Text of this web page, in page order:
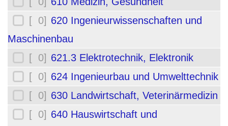
[ 0] 620 Ingenieurwissenschaften und
Maschinenbau
[ 0] 621.3 Elektrotechnik, Elektronik
[ 0] 624 Ingenieurbau und Umwelttechnik
[ 0] 630 Landwirtschaft, Veterinärmedizin
[ 0] 640 Hauswirtschaft und